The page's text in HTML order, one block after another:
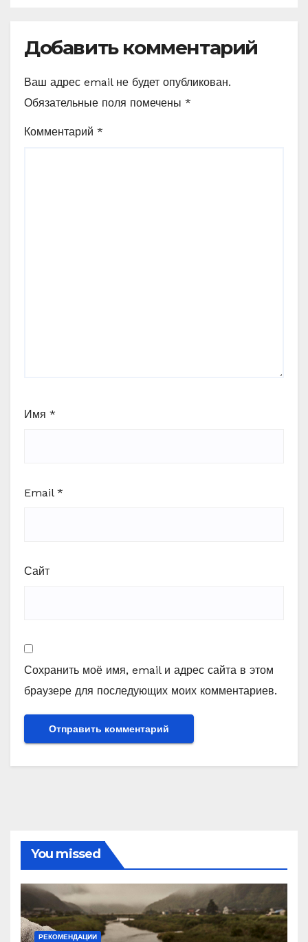
Добавить комментарий
Ваш адрес email не будет опубликован.
Обязательные поля помечены *
Комментарий *
Имя *
Email *
Сайт
Сохранить моё имя, email и адрес сайта в этом
браузере для последующих моих комментариев.
You missed
РЕКОМЕНДАЦИИ